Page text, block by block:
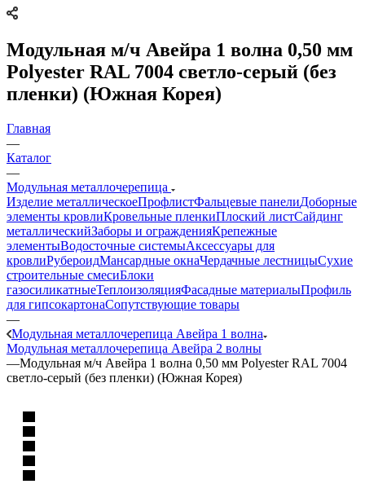
Модульная м/ч Авейра 1 волна 0,50 мм
Polyester RAL 7004 светло-серый (без
пленки) (Южная Корея)
Главная
—
Каталог
—
Модульная металлочерепица
Изделие металлическоеПрофлистФальцевые панелиДоборные
элементы кровлиКровельные пленкиПлоский листСайдинг
металлическийЗаборы и огражденияКрепежные
элементыВодосточные системыАксессуары для
кровлиРубероидМансардные окнаЧердачные лестницыСухие
строительные смесиБлоки
газосиликатныеТеплоизоляцияФасадные материалыПрофиль
для гипсокартонаСопутствующие товары
—
Модульная металлочерепица Авейра 1 волна
Модульная металлочерепица Авейра 2 волны
—Модульная м/ч Авейра 1 волна 0,50 мм Polyester RAL 7004
светло-серый (без пленки) (Южная Корея)